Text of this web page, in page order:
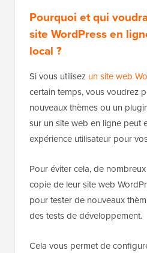
Pourquoi et qui
site WordPress en
local ?
Si vous utilisez un site web
certain temps, vous voudrez
nouveaux thèmes ou un
sur un site web en ligne peut
expérience utilisateur pour
Pour éviter cela, de
copie de leur site web
pour tester de nouveaux
des tests de développement.
Cela vous permet de